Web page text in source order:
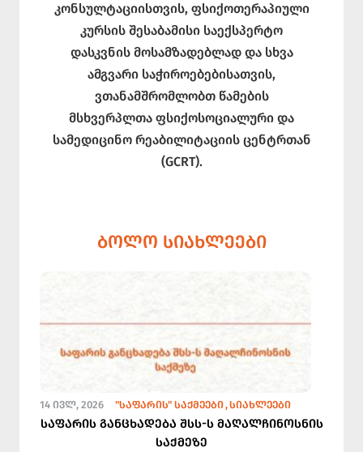
კონსულტაციისთვის, ფსიქოთერაპიული
კურსის შესაბამისი საექსპერტო
დასკვნის მოსამზადებლად და სხვა
ამგვარი საჭიროებებისათვის,
ვთანამშრომლობთ წამების
მსხვერპლთა ფსიქოსოციალური და
სამედიცინო რეაბილიტაციის ცენტრთან
(GCRT).
ᲑᲝᲚᲝ ᲡᲘᲐᲮᲚᲔᲔᲑᲘ
14 ᲘᲕᲚ, 2026 "ᲡᲐᲤᲐᲠᲘᲡ" ᲡᲐᲥᲛᲔᲔᲑᲘ ᲡᲘᲐᲮᲚᲔᲔᲑᲘ
საფარის განცხადება შსს-ს მაღალჩინოსნის
საქმეზე